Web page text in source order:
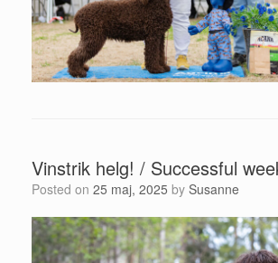
Vinstrik helg! / Successful
Posted on 25 maj, 2025 by Susanne